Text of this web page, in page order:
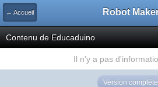
← Accueil Robot
Contenu de Educaduino
Il n'y a pas
Version complète